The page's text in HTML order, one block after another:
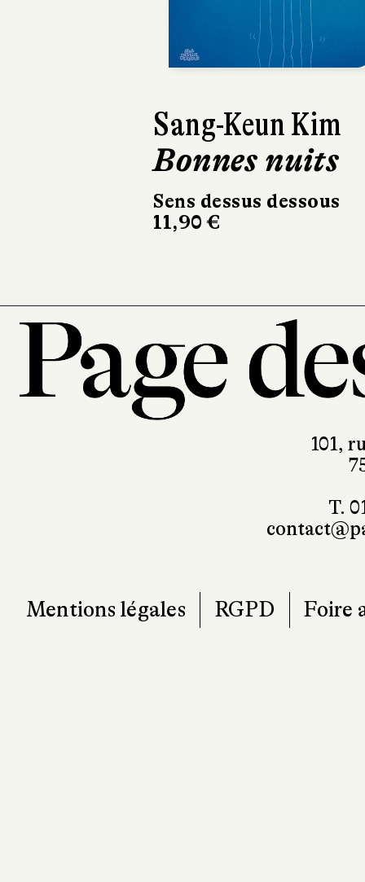
Sang-Keun Kim
Bonnes nuits
Sens dessus dessous
11,90 €
101,
T.
Mentions légales RGPD Foire